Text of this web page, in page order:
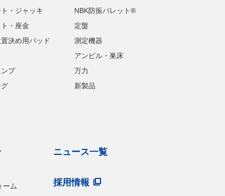
・ジャッキ
・座金
決め用パッド
プ
NBK防振パレット®
定盤
測定機器
アンビル・巣床
万力
新製品
ーム
ニュース一覧
採用情報